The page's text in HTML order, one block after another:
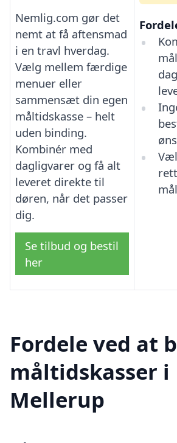
Nemlig.com gør det
nemt at få aftensmad
i en travl hverdag.
Vælg mellem færdige
menuer eller
sammensæt din egen
måltidskasse – helt
uden binding.
Kombinér med
dagligvarer og få alt
leveret direkte til
døren, når det passer
dig.
Se tilbud og bestil
her
Fordele ved at
måltidskasser i
Mellerup